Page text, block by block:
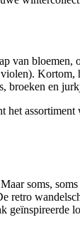
van
en
soms,
geïnspireerde